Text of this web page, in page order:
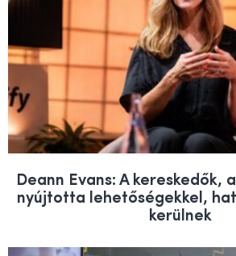
Deann Evans: A kereskedők,
nyújtotta lehetőségekkel,
kerülnek